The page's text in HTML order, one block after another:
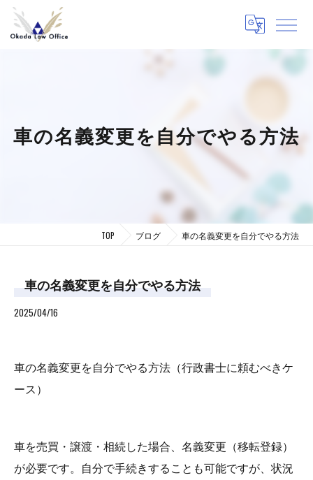
車の名義変更を自分でやる方法
TOP ブログ 車の名義変更を自分でやる方法
車の名義変更を自分でやる方法
2025/04/16
車の名義変更を自分でやる方法（行政書士に頼むべきケ
ース）
車を売買・譲渡・相続した場合、名義変更（移転登録）
が必要です。自分で手続きすることも可能ですが、状況